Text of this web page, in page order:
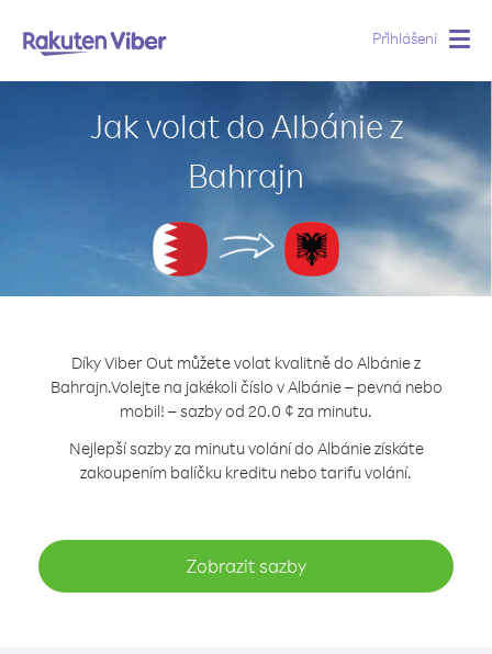
Přihlášení
Jak volat do Albánie z
Bahrajn
Díky Viber Out můžete volat kvalitně do Albánie z
Bahrajn.Volejte na jakékoli číslo v Albánie – pevná nebo
mobil! – sazby od 20.0 ¢ za minutu.
Nejlepší sazby za minutu volání do Albánie získáte
zakoupením balíčku kreditu nebo tarifu volání.
Zobrazit sazby